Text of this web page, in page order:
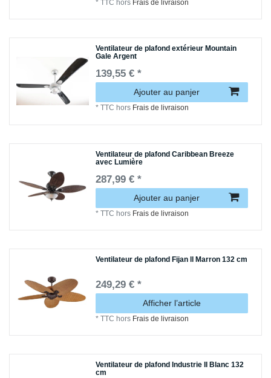
*TTC hors Frais de livraison
Ventilateur de plafond extérieur Mountain
Gale Argent
139,55 € *
Ajouter au panjer
*TTC hors Frais de livraison
Ventilateur de plafond Caribbean Breeze
avec Lumière
287,99 € *
Ajouter au panjer
*TTC hors Frais de livraison
Ventilateur de plafond Fijan ll Marron 132 cm
249,29 € *
Afficher l’article
*TTC hors Frais de livraison
Ventilateur de plafond Industrie II Blanc 132
cm